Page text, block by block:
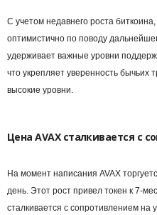
С учетом недавнего роста
оптимистично по поводу
удерживает важные уровни
что укрепляет уверенность бычьих
высокие уровни.
Цена AVAX сталкивается с
На момент написания AVAX
день. Этот рост привел токен к 7-
сталкивается с сопротивлением на